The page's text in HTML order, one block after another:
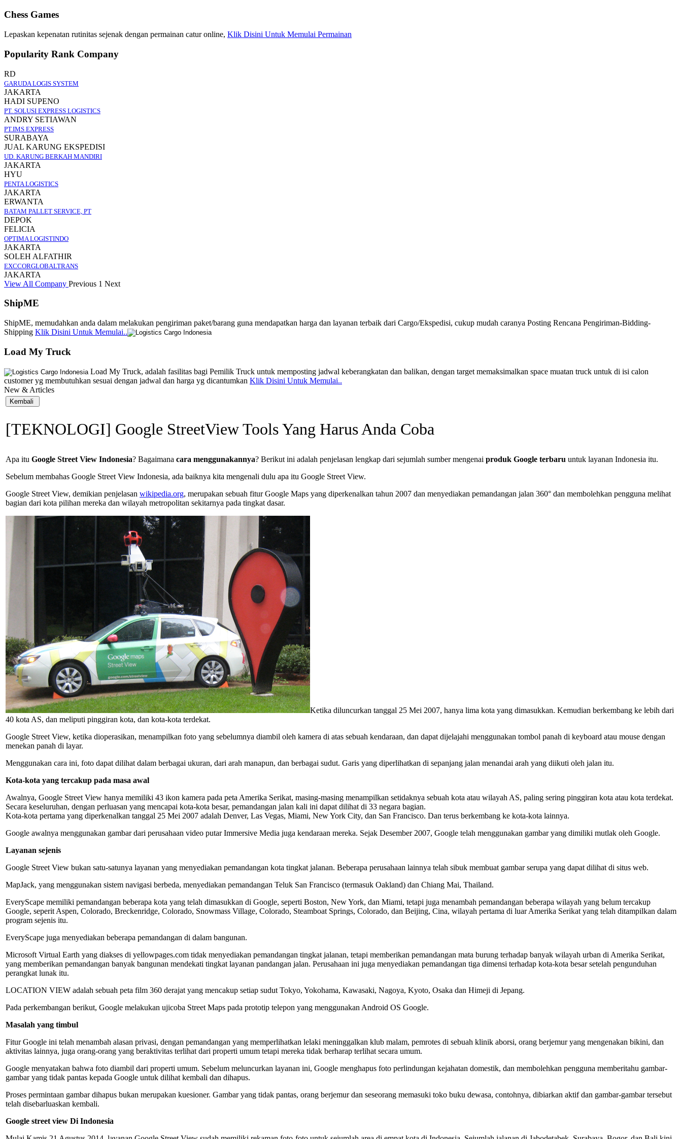
Chess Games
Lepaskan kepenatan rutinitas sejenak dengan permainan catur online, Klik Disini Untuk Memulai Permainan
Popularity Rank Company
RD
GARUDA LOGIS SYSTEM
JAKARTA
HADI SUPENO
PT. SOLUSI EXPRESS LOGISTICS
ANDRY SETIAWAN
PT.IMS EXPRESS
SURABAYA
JUAL KARUNG EKSPEDISI
UD. KARUNG BERKAH MANDIRI
JAKARTA
HYU
PENTA LOGISTICS
JAKARTA
ERWANTA
BATAM PALLET SERVICE, PT
DEPOK
FELICIA
OPTIMA LOGISTINDO
JAKARTA
SOLEH ALFATHIR
EXCCORGLOBALTRANS
JAKARTA
View All Company Previous 1 Next
ShipME
ShipME, memudahkan anda dalam melakukan pengiriman paket/barang guna mendapatkan harga dan layanan terbaik dari Cargo/Ekspedisi, cukup mudah caranya Posting Rencana Pengiriman-Bidding-
Shipping Klik Disini Untuk Memulai..
Load My Truck
Load My Truck, adalah fasilitas bagi Pemilik Truck untuk memposting jadwal keberangkatan dan balikan, dengan target memaksimalkan space muatan truck untuk di isi calon
customer yg membutuhkan sesuai dengan jadwal dan harga yg dicantumkan Klik Disini Untuk Memulai..
New & Articles
[TEKNOLOGI] Google StreetView Tools Yang Harus Anda Coba
Apa itu Google Street View Indonesia? Bagaimana cara menggunakannya? Berikut ini adalah penjelasan lengkap dari sejumlah sumber mengenai produk Google terbaru untuk layanan Indonesia itu.
Sebelum membahas Google Street View Indonesia, ada baiknya kita mengenali dulu apa itu Google Street View.
Google Street View, demikian penjelasan wikipedia.org, merupakan sebuah fitur Google Maps yang diperkenalkan tahun 2007 dan menyediakan pemandangan jalan 360° dan membolehkan pengguna melihat
bagian dari kota pilihan mereka dan wilayah metropolitan sekitarnya pada tingkat dasar.
Ketika diluncurkan tanggal 25 Mei 2007, hanya lima kota yang dimasukkan. Kemudian berkembang ke lebih dari
40 kota AS, dan meliputi pinggiran kota, dan kota-kota terdekat.
Google Street View, ketika dioperasikan, menampilkan foto yang sebelumnya diambil oleh kamera di atas sebuah kendaraan, dan dapat dijelajahi menggunakan tombol panah di keyboard atau mouse dengan
menekan panah di layar.
Menggunakan cara ini, foto dapat dilihat dalam berbagai ukuran, dari arah manapun, dan berbagai sudut. Garis yang diperlihatkan di sepanjang jalan menandai arah yang diikuti oleh jalan itu.
Kota-kota yang tercakup pada masa awal
Awalnya, Google Street View hanya memiliki 43 ikon kamera pada peta Amerika Serikat, masing-masing menampilkan setidaknya sebuah kota atau wilayah AS, paling sering pinggiran kota atau kota terdekat.
Secara keseluruhan, dengan perluasan yang mencapai kota-kota besar, pemandangan jalan kali ini dapat dilihat di 33 negara bagian.
Kota-kota pertama yang diperkenalkan tanggal 25 Mei 2007 adalah Denver, Las Vegas, Miami, New York City, dan San Francisco. Dan terus berkembang ke kota-kota lainnya.
Google awalnya menggunakan gambar dari perusahaan video putar Immersive Media juga kendaraan mereka. Sejak Desember 2007, Google telah menggunakan gambar yang dimiliki mutlak oleh Google.
Layanan sejenis
Google Street View bukan satu-satunya layanan yang menyediakan pemandangan kota tingkat jalanan. Beberapa perusahaan lainnya telah sibuk membuat gambar serupa yang dapat dilihat di situs web.
MapJack, yang menggunakan sistem navigasi berbeda, menyediakan pemandangan Teluk San Francisco (termasuk Oakland) dan Chiang Mai, Thailand.
EveryScape memiliki pemandangan beberapa kota yang telah dimasukkan di Google, seperti Boston, New York, dan Miami, tetapi juga menambah pemandangan beberapa wilayah yang belum tercakup
Google, seperit Aspen, Colorado, Breckenridge, Colorado, Snowmass Village, Colorado, Steamboat Springs, Colorado, dan Beijing, Cina, wilayah pertama di luar Amerika Serikat yang telah ditampilkan dalam
program sejenis itu.
EveryScape juga menyediakan beberapa pemandangan di dalam bangunan.
Microsoft Virtual Earth yang diakses di yellowpages.com tidak menyediakan pemandangan tingkat jalanan, tetapi memberikan pemandangan mata burung terhadap banyak wilayah urban di Amerika Serikat,
yang memberikan pemandangan banyak bangunan mendekati tingkat layanan pandangan jalan. Perusahaan ini juga menyediakan pemandangan tiga dimensi terhadap kota-kota besar setelah pengunduhan
perangkat lunak itu.
LOCATION VIEW adalah sebuah peta film 360 derajat yang mencakup setiap sudut Tokyo, Yokohama, Kawasaki, Nagoya, Kyoto, Osaka dan Himeji di Jepang.
Pada perkembangan berikut, Google melakukan ujicoba Street Maps pada prototip telepon yang menggunakan Android OS Google.
Masalah yang timbul
Fitur Google ini telah menambah alasan privasi, dengan pemandangan yang memperlihatkan lelaki meninggalkan klub malam, pemrotes di sebuah klinik aborsi, orang berjemur yang mengenakan bikini, dan
aktivitas lainnya, juga orang-orang yang beraktivitas terlihat dari properti umum tetapi mereka tidak berharap terlihat secara umum.
Google menyatakan bahwa foto diambil dari properti umum. Sebelum meluncurkan layanan ini, Google menghapus foto perlindungan kejahatan domestik, dan membolehkan pengguna memberitahu gambar-
gambar yang tidak pantas kepada Google untuk dilihat kembali dan dihapus.
Proses permintaan gambar dihapus bukan merupakan kuesioner. Gambar yang tidak pantas, orang berjemur dan seseorang memasuki toko buku dewasa, contohnya, dibiarkan aktif dan gambar-gambar tersebut
telah disebarluaskan kembali.
Google street view Di Indonesia